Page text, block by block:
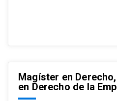
tres meses a
Magíster en
en Derecho de la